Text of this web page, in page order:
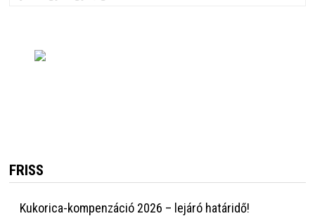
FRISS
Kukorica-kompenzáció 2026 – lejáró határidő!